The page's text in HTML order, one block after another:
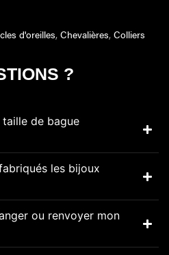
d'oreilles, Chevalières, Colliers
?
de bague
les bijoux
ou renvoyer mon